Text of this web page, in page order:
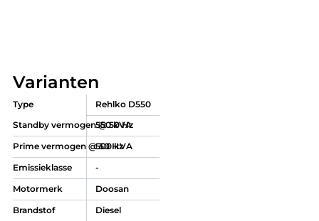
Varianten
Type Rehlko D550
Standby vermogen @ 50 Hz
550 kVA
Prime vermogen @ 50 Hz
500 kVA
Emissieklasse -
Motormerk Doosan
Brandstof Diesel